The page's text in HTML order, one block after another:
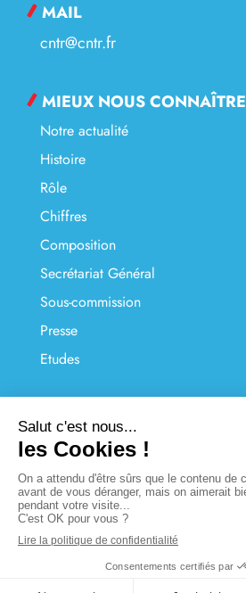
MAIL
cntr@cntr.fr
MIEUX NOUS CONNAÎTRE
Notre actualité
Histoire
Rôle
Chiffres
Composition
Secrétariat Général
Sous-commission
Presse
Etudes
LIENS UTILES
Nous contacter
FAQ
Liens
Plan du site